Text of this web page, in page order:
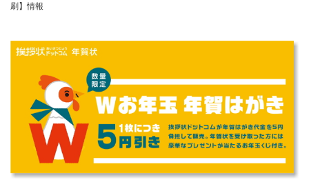
刷】情報